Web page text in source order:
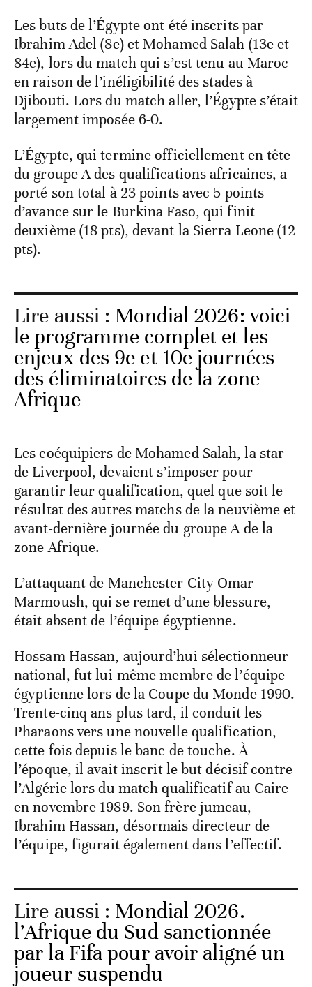
Les buts de l’Égypte ont été inscrits par
Ibrahim Adel (8e) et Mohamed Salah (13e et
84e), lors du match qui s’est tenu au Maroc
en raison de l’inéligibilité des stades à
Djibouti. Lors du match aller, l’Égypte s’était
largement imposée 6-0.
L’Égypte, qui termine officiellement en tête
du groupe A des qualifications africaines, a
porté son total à 23 points avec 5 points
d’avance sur le Burkina Faso, qui finit
deuxième (18 pts), devant la Sierra Leone (12
pts).
Lire aussi : Mondial 2026: voici
le programme complet et les
enjeux des 9e et 10e journées
des éliminatoires de la zone
Afrique
Les coéquipiers de Mohamed Salah, la star
de Liverpool, devaient s’imposer pour
garantir leur qualification, quel que soit le
résultat des autres matchs de la neuvième et
avant-dernière journée du groupe A de la
zone Afrique.
L’attaquant de Manchester City Omar
Marmoush, qui se remet d’une blessure,
était absent de l’équipe égyptienne.
Hossam Hassan, aujourd’hui sélectionneur
national, fut lui-même membre de l’équipe
égyptienne lors de la Coupe du Monde 1990.
Trente-cinq ans plus tard, il conduit les
Pharaons vers une nouvelle qualification,
cette fois depuis le banc de touche. À
l’époque, il avait inscrit le but décisif contre
l’Algérie lors du match qualificatif au Caire
en novembre 1989. Son frère jumeau,
Ibrahim Hassan, désormais directeur de
l’équipe, figurait également dans l’effectif.
Lire aussi : Mondial 2026.
l’Afrique du Sud sanctionnée
par la Fifa pour avoir aligné un
joueur suspendu